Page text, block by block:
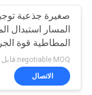
رصف
صغيرة جذعية
المسار استبدال
المطاطية قوة
negotiable MOQ:قابل للتفاوض
الاتصال